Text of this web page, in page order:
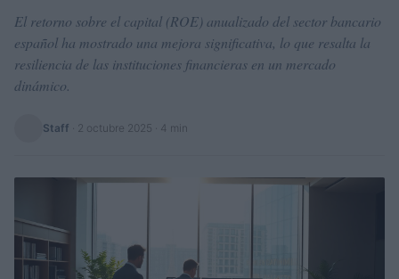
El retorno sobre el capital (ROE) anualizado del sector bancario
español ha mostrado una mejora significativa, lo que resalta la
resiliencia de las instituciones financieras en un mercado
dinámico.
Staff 2 octubre 2025 · 4 min